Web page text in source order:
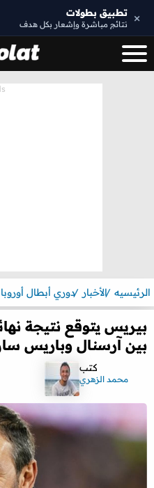
× تطبيق بطولات
نتائج مباشرة وإشعار بكل هدف
الرئيسيه الأخبار دوري أبطال أوروبا
بيريس يتوقع نتيجة
بين آرسنال وباريس
كتب
محمد الزهري